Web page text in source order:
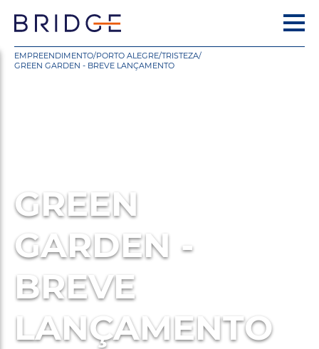
EMPREENDIMENTO/PORTO ALEGRE/TRISTEZA/
GREEN GARDEN - BREVE LANÇAMENTO
GREEN
GARDEN -
BREVE
LANÇAMENTO